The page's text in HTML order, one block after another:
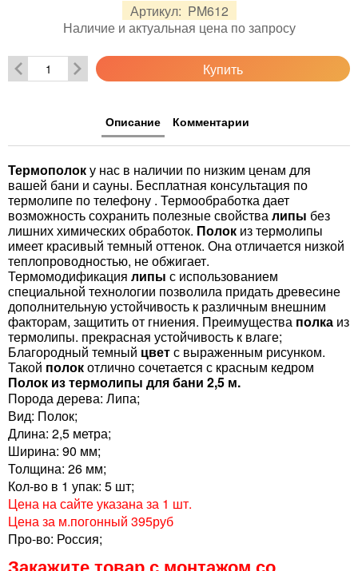
Артикул: PM612
Наличие и актуальная цена по запросу
Купить
Описание Комментарии
Термополоку нас в наличии по низким ценам для
вашей бани и сауны. Бесплатная консультация по
термолипе по телефону . Термообработка дает
возможность сохранить полезные свойствалипы без
лишних химических обработок. Полок из термолипы
имеет красивый темный оттенок. Она отличается низкой
теплопроводностью, не обжигает.
Термомодификация липы с использованием
специальной технологии позволила придать древесине
дополнительную устойчивость к различным внешним
факторам, защитить от гниения. Преимущества полка из
термолипы. прекрасная устойчивость к влаге;
Благородный темный цветс выраженным рисунком.
Такой полокотлично сочетается с красным кедром
Полок из термолипы для бани 2,5 м.
Порода дерева: Липа;
Вид: Полок;
Длина: 2,5 метра;
Ширина: 90 мм;
Толщина: 26 мм;
Кол-во в 1 упак: 5 шт;
Цена на сайте указана за 1 шт.
Цена за м.погонный 395руб
Про-во: Россия;